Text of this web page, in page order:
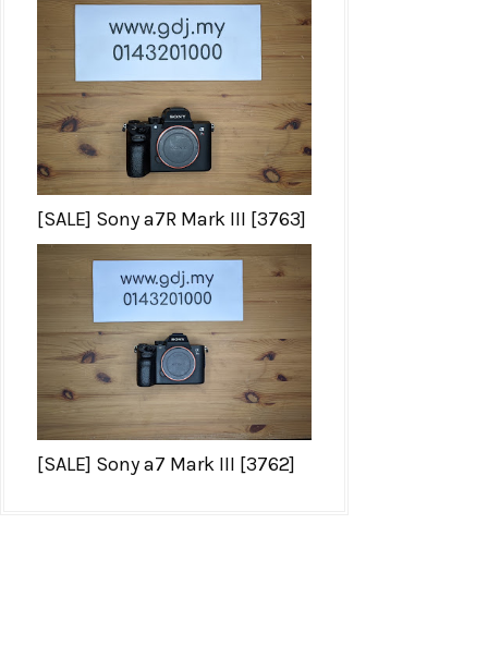
[SALE] Sony a7R Mark III [3763]
[SALE] Sony a7 Mark III [3762]